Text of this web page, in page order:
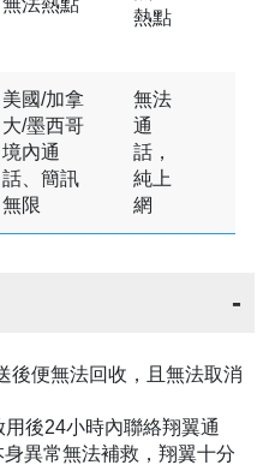
無法熱點
熱點
美國/加拿
大/墨西哥
境內通
話、簡訊
無限
無法
通
話，
純上
網
後便無法回收，且無法取消
後24小時內聯絡翔翼通
異常無法補救，翔翼十分